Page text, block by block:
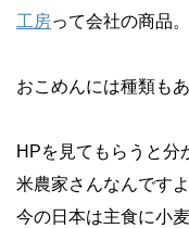
工房って会社の商品。
おこめんには種類も
HPを見てもらうと分
米農家さんなんですよ
今の日本は主食に小